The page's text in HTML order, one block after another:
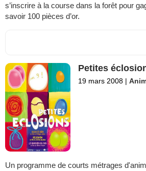
s’inscrire à la course dans la forêt pour
savoir 100 pièces d’or.
Petites
19 mars 2008 |
Un programme de courts métrages